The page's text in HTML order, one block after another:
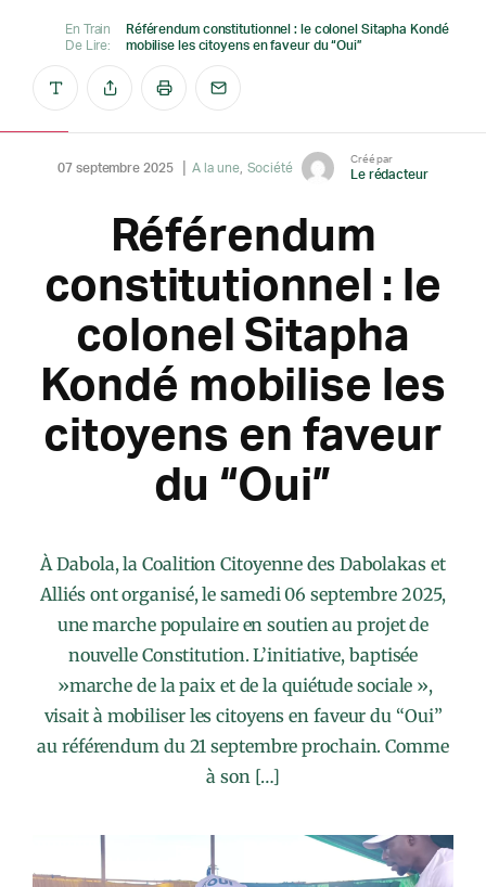
En Train
De Lire:
Référendum constitutionnel : le colonel Sitapha Kondé
mobilise les citoyens en faveur du “Oui”
07 septembre 2025 A la une Société
Créé par
Le rédacteur
Référendum
constitutionnel : le
colonel Sitapha
Kondé mobilise les
citoyens en faveur
du “Oui”
À Dabola, la Coalition Citoyenne des Dabolakas et
Alliés ont organisé, le samedi 06 septembre 2025,
une marche populaire en soutien au projet de
nouvelle Constitution. L’initiative, baptisée
»marche de la paix et de la quiétude sociale »,
visait à mobiliser les citoyens en faveur du “Oui”
au référendum du 21 septembre prochain. Comme
à son […]